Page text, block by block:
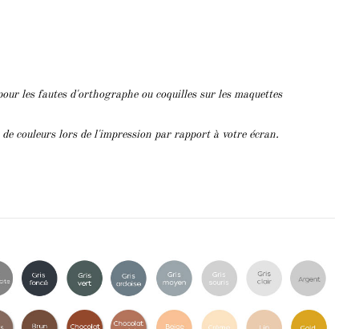
les fautes d'orthographe ou coquilles sur les maquettes
couleurs lors de l'impression par rapport à votre écran.